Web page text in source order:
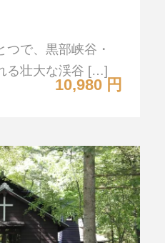
10,980 円
つで、黒部峡谷・
る壮大な渓谷 […]